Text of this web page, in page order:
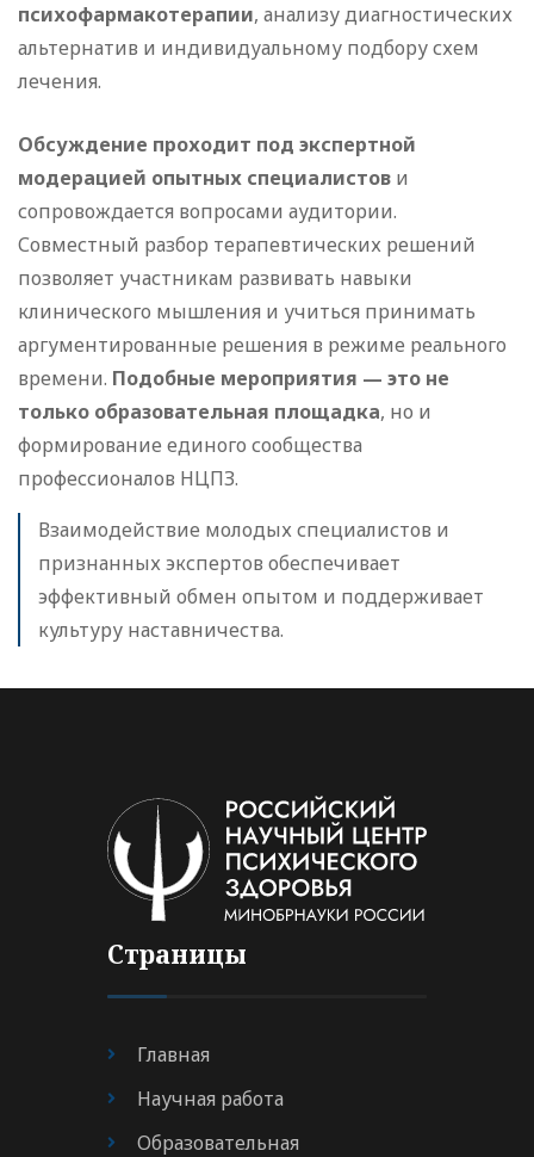
психофармакотерапии, анализу диагностических
альтернатив и индивидуальному подбору схем
лечения.
Обсуждение проходит под экспертной
модерацией опытных специалистов и
сопровождается вопросами аудитории.
Совместный разбор терапевтических решений
позволяет участникам развивать навыки
клинического мышления и учиться принимать
аргументированные решения в режиме реального
времени. Подобные мероприятия — это не
только образовательная площадка, но и
формирование единого сообщества
профессионалов НЦПЗ.
Взаимодействие молодых специалистов и
признанных экспертов обеспечивает
эффективный обмен опытом и поддерживает
культуру наставничества.
Страницы
Главная
Научная работа
Образовательная